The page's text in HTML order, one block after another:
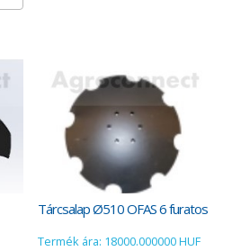
Tárcsalap Ø510 OFAS 6 furatos
Termék ára: 18000.000000 HUF